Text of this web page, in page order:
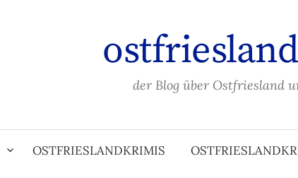
der Blog über Ostfriesland
OSTFRIESLANDKRIMIS